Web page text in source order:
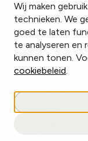
Wij maken
technieken. We
goed te laten
te analyseren
kunnen tonen.
cookiebeleid.
InstagramFacebook
Cookies beheren
Privacy policy
copyright © 2026